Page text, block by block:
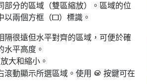
部分的區域（雙區縮放）。區域的位
以兩個方框（r）標識。
隔很遠但水平對齊的區域，可便於確
水平高度。
大和縮小。
滾動顯示所選區域。使用 J 按鍵可在